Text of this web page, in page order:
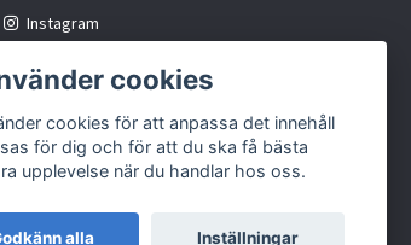
Instagram
cookies
cookies för att anpassa det innehåll
för dig och för att du ska få bästa
upplevelse när du handlar hos oss.
alla Inställningar